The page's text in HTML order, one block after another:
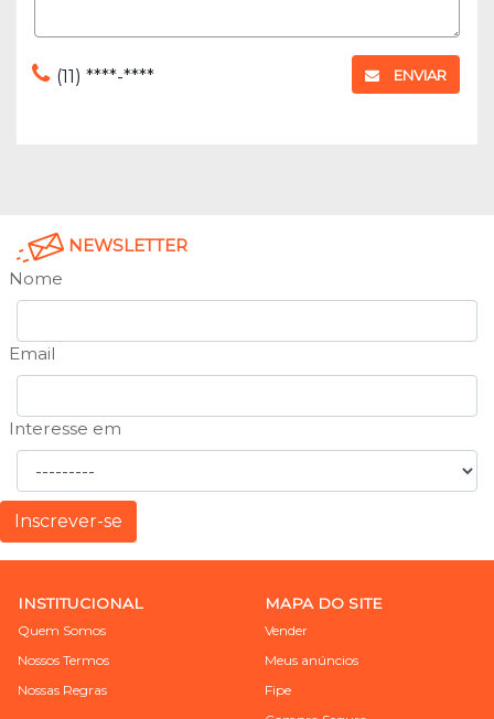
(11) ****-**** ENVIAR
NEWSLETTER
Nome
Email
Interesse em
Inscrever-se
INSTITUCIONAL
Quem Somos
Nossos Termos
Nossas Regras
MAPA DO SITE
Vender
Meus anúncios
Fipe